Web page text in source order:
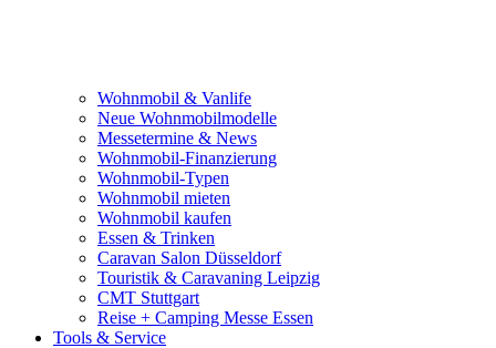
Wohnmobil & Vanlife
Neue Wohnmobilmodelle
Messetermine & News
Wohnmobil-Finanzierung
Wohnmobil-Typen
Wohnmobil mieten
Wohnmobil kaufen
Essen & Trinken
Caravan Salon Düsseldorf
Touristik & Caravaning Leipzig
CMT Stuttgart
Reise + Camping Messe Essen
Tools & Service